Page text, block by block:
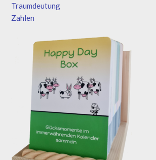
Traumdeutung
Zahlen